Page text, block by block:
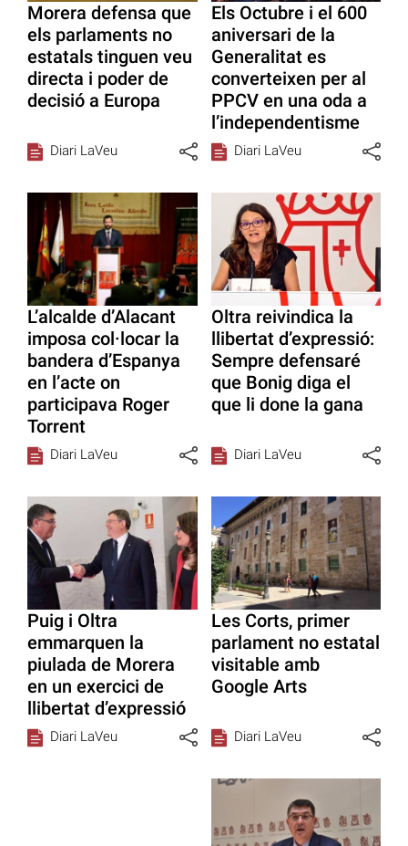
Morera defensa que
els parlaments no
estatals tinguen veu
directa i poder de
decisió a Europa
Diari LaVeu
Els Octubre i el 600
aniversari de la
Generalitat es
converteixen per al
PPCV en una oda a
l’independentisme
Diari LaVeu
L’alcalde d’Alacant
imposa col·locar la
bandera d’Espanya
en l’acte on
participava Roger
Torrent
Diari LaVeu
Oltra reivindica la
llibertat d’expressió:
Sempre defensaré
que Bonig diga el
que li done la gana
Diari LaVeu
Puig i Oltra
emmarquen la
piulada de Morera
en un exercici de
llibertat d’expressió
Diari LaVeu
Les Corts, primer
parlament no estatal
visitable amb
Google Arts
Diari LaVeu